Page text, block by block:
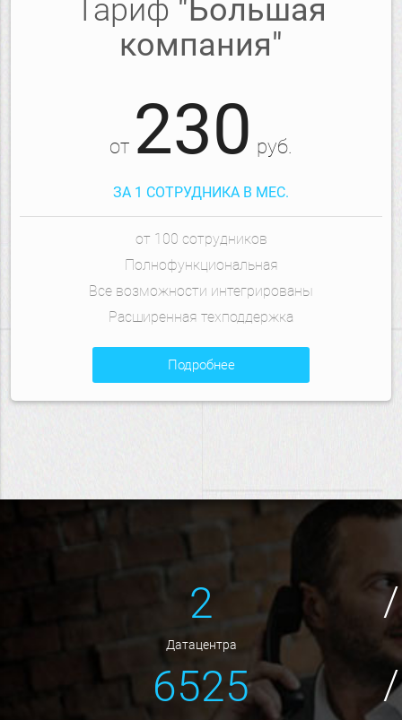
Тариф "Большая
компания"
от 230 руб.
ЗА 1 СОТРУДНИКА В МЕС.
от 100 сотрудников
Полнофункциональная
Все возможности интегрированы
Расширенная техподдержка
подробнее
2
датацентра
6525